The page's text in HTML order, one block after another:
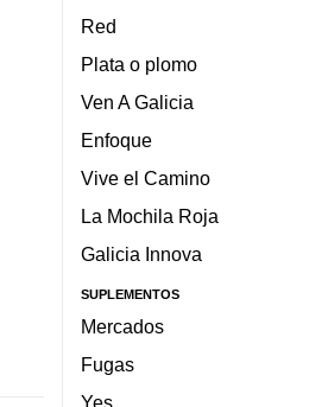
Red
Plata o plomo
Ven A Galicia
Enfoque
Vive el Camino
La Mochila Roja
Galicia Innova
SUPLEMENTOS
Mercados
Fugas
Yes